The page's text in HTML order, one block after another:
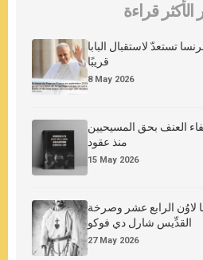
الأكثر قراءة
تستعدّ لاستقبال البابا
قريبًا
8 May 2026
العنف بحق المسيحيين
منذ عقود
15 May 2026
لاوُن الرابع عشر وصرخة
القدِّيس شارل دي فوكو
27 May 2026